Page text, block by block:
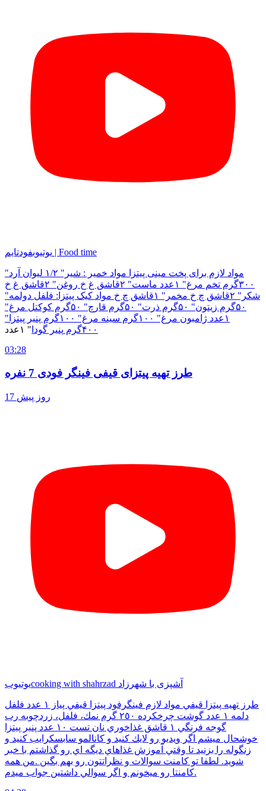
یوتیوب فودتایم | Food time
مواد لازم برای پخت مینی پیتزا مواد خمیر : شیر" ۱/۲ لیوان آرد"
۳۰۰گرم تخم مرغ" ۱عدد ماست" ۲قاشق غ خ روغن" ۲قاشق غ خ
شکر" ۲قاشق چ خ مخمر" ۱قاشق چ خ مواد کیک پیتزا: فلفل دولمه"
۵۰گرم زيتون" ۵۰گرم ذرت" ۵۰گرم قارچ" ۵۰گرم کوکتل مرغ"
۱عدد ژامبون مرغ" ۱۰۰گرم سینه مرغ" ۱۰۰گرم پنیر پیتزا"
۴۰۰گرم
پنیر گودا " ۱عدد
03:28
طرز تهیه پیتزای قیفی فینگر فودی 7 نفره
17 روز پیش
یوتیوب cooking with shahrzad آشپزی با شهرزاد
طرز تهيه پيتزا قيفي مواد لازم فينگرفود پيتزا قيفي پياز ١ عدد فلفل
دلمه ١ عدد گوشت چرخكرده ٢٥٠ گرم نمك، فلفل، زردچوبه رب
گوجه فرنگي ١ قاشق غذاخوري نان تست ١٠ عدد پنير پيتزا
خوشحال ميشم اگر ويديو رو لايك كنيد و كانالمو سابسكرايب كنيد و
زنگوله را بزنيد تا وقتي آموزش غذاهاي ديگه اي رو گذاشتم با خبر
شويد. لطفا تو كامنت سوالات و نظراتتون رو بهم بگين .من همه
كامنتا رو ميخونم و اگر سوالي داشتين جواب ميدم.